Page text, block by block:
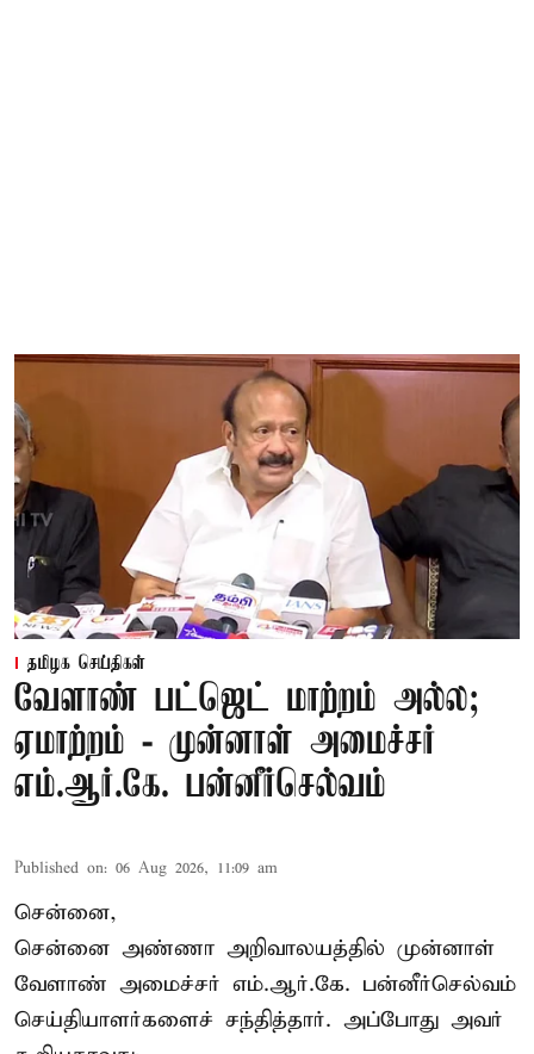
தமிழக செய்திகள்
வேளாண் பட்ஜெட் மாற்றம் அல்ல;
ஏமாற்றம் - முன்னாள் அமைச்சர்
எம்.ஆர்.கே. பன்னீர்செல்வம்
Published on: 06 Aug 2026, 11:09 am
சென்னை,
சென்னை அண்ணா அறிவாலயத்தில் முன்னாள்
வேளாண் அமைச்சர் எம்.ஆர்.கே. பன்னீர்செல்வம்
செய்தியாளர்களைச் சந்தித்தார். அப்போது அவர்